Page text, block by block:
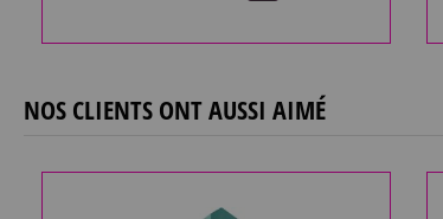
NOS CLIENTS ONT AUSSI AIMÉ